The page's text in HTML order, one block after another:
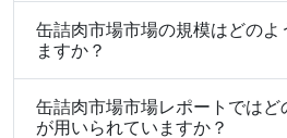
缶詰肉市場市場の規模はどのよ
ますか？
缶詰肉市場市場レポートでは
が用いられていますか？